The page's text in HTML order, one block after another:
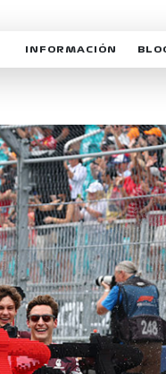
INFORMACIÓN
DERECHO DE
REFORESTEMOS
MOTORSPORT
VOLUNTARIOS
EXPOSICIÓN
CAMPEONATO
PATROCINADORES
LEGALES